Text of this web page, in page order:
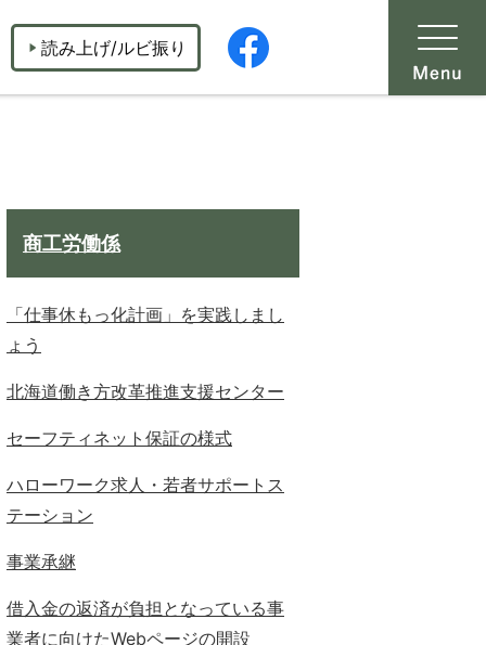
読み上げ/ルビ振り
商工労働係
「仕事休もっ化計画」を実践しまし
ょう
北海道働き方改革推進支援センター
セーフティネット保証の様式
ハローワーク求人・若者サポートス
テーション
事業承継
借入金の返済が負担となっている事
業者に向けたWebページの開設